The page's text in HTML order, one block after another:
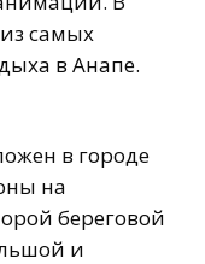
самых
в Анапе.
в городе
на
береговой
и